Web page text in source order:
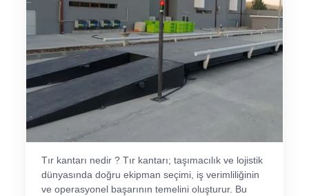
Tır kantarı nedir ? Tır kantarı; taşımacılık ve lojistik
dünyasında doğru ekipman seçimi, iş verimliliğinin
ve operasyonel başarının temelini oluşturur. Bu